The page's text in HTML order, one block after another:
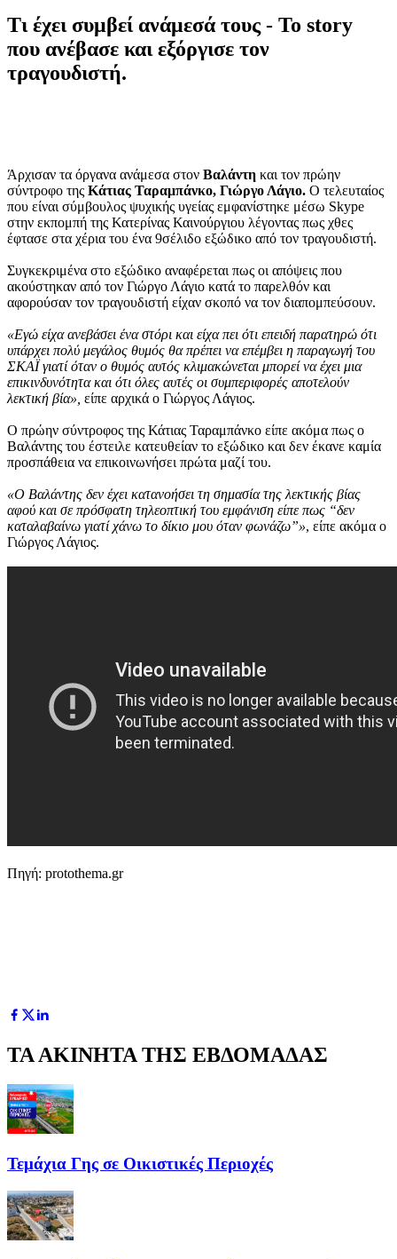
Τι έχει συμβεί ανάμεσά τους - Το story
που ανέβασε και εξόργισε τον
τραγουδιστή.
Άρχισαν τα όργανα ανάμεσα στον Βαλάντη και τον πρώην
σύντροφο της Κάτιας Ταραμπάνκο, Γιώργο Λάγιο. Ο τελευταίος
που είναι σύμβουλος ψυχικής υγείας εμφανίστηκε μέσω Skype
στην εκπομπή της Κατερίνας Καινούργιου λέγοντας πως χθες
έφτασε στα χέρια του ένα 9σέλιδο εξώδικο από τον τραγουδιστή.
Συγκεκριμένα στο εξώδικο αναφέρεται πως οι απόψεις που
ακούστηκαν από τον Γιώργο Λάγιο κατά το παρελθόν και
αφορούσαν τον τραγουδιστή είχαν σκοπό να τον διαπομπεύσουν.
«Εγώ είχα ανεβάσει ένα στόρι και είχα πει ότι επειδή παρατηρώ ότι
υπάρχει πολύ μεγάλος θυμός θα πρέπει να επέμβει η παραγωγή του
ΣΚΑΪ γιατί όταν ο θυμός αυτός κλιμακώνεται μπορεί να έχει μια
επικινδυνότητα και ότι όλες αυτές οι συμπεριφορές αποτελούν
λεκτική βία», είπε αρχικά ο Γιώργος Λάγιος.
Ο πρώην σύντροφος της Κάτιας Ταραμπάνκο είπε ακόμα πως ο
Βαλάντης του έστειλε κατευθείαν το εξώδικο και δεν έκανε καμία
προσπάθεια να επικοινωνήσει πρώτα μαζί του.
«Ο Βαλάντης δεν έχει κατανοήσει τη σημασία της λεκτικής βίας
αφού και σε πρόσφατη τηλεοπτική του εμφάνιση είπε πως “δεν
καταλαβαίνω γιατί χάνω το δίκιο μου όταν φωνάζω”», είπε ακόμα ο
Γιώργος Λάγιος.
Πηγή: protothema.gr
ΤΑ ΑΚΙΝΗΤΑ ΤΗΣ ΕΒΔΟΜΑΔΑΣ
Τεμάχια Γης σε Οικιστικές Περιοχές